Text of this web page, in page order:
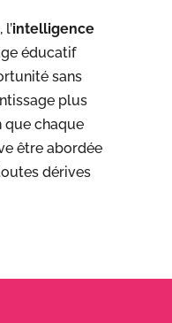
intelligence
éducatif
sans
plus
que chaque
être abordée
dérives